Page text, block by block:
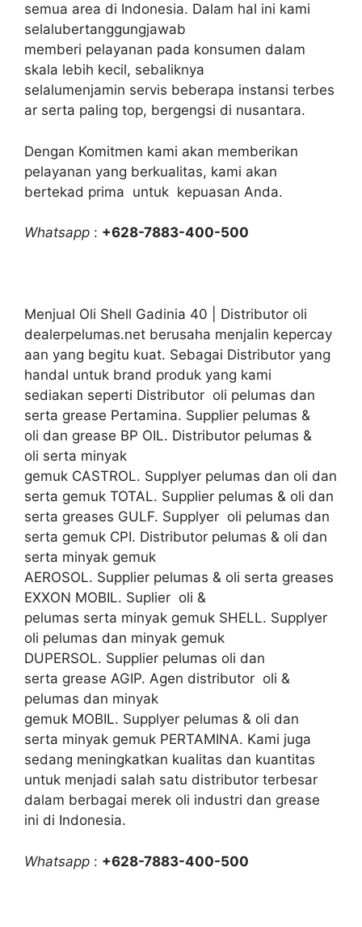
semua area di Indonesia. Dalam hal ini kami
selalubertanggungjawab
memberi pelayanan pada konsumen dalam
skala lebih kecil, sebaliknya
selalumenjamin servis beberapa instansi terbes
ar serta paling top, bergengsi di nusantara.
Dengan Komitmen kami akan memberikan
pelayanan yang berkualitas, kami akan
bertekad prima untuk kepuasan Anda.
Whatsapp : +628-7883-400-500
Menjual Oli Shell Gadinia 40 | Distributor oli
dealerpelumas.net berusaha menjalin kepercay
aan yang begitu kuat. Sebagai Distributor yang
handal untuk brand produk yang kami
sediakan seperti Distributor oli pelumas dan
serta grease Pertamina. Supplier pelumas &
oli dan grease BP OIL. Distributor pelumas &
oli serta minyak
gemuk CASTROL. Supplyer pelumas dan oli dan
serta gemuk TOTAL. Supplier pelumas & oli dan
serta greases GULF. Supplyer oli pelumas dan
serta gemuk CPI. Distributor pelumas & oli dan
serta minyak gemuk
AEROSOL. Supplier pelumas & oli serta greases
EXXON MOBIL. Suplier oli &
pelumas serta minyak gemuk SHELL. Supplyer
oli pelumas dan minyak gemuk
DUPERSOL. Supplier pelumas oli dan
serta grease AGIP. Agen distributor oli &
pelumas dan minyak
gemuk MOBIL. Supplyer pelumas & oli dan
serta minyak gemuk PERTAMINA. Kami juga
sedang meningkatkan kualitas dan kuantitas
untuk menjadi salah satu distributor terbesar
dalam berbagai merek oli industri dan grease
ini di Indonesia.
Whatsapp : +628-7883-400-500